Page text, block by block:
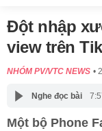
Đột nhập
view trên
NHÓM PV/VTC NEWS
Nghe đọc bài
Một bộ Phone